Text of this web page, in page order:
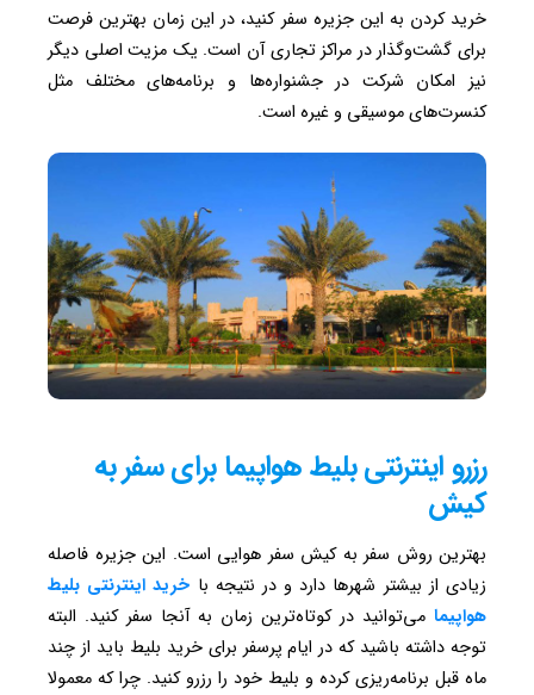
خرید کردن به این جزیره سفر کنید، در این زمان بهترین فرصت
برای گشت‌وگذار در مراکز تجاری آن است. یک مزیت اصلی دیگر
نیز امکان شرکت در جشنواره‌‌ها و برنامه‌های مختلف مثل
کنسرت‌های موسیقی و غیره است.
رزرو اینترنتی بلیط هواپیما برای سفر به
کیش
بهترین روش سفر به کیش سفر هوایی است. این جزیره فاصله
زیادی از بیشتر شهرها دارد و در نتیجه با خرید اینترنتی بلیط
هواپیما می‌توانید در کوتاه‌ترین زمان به آنجا سفر کنید. البته
توجه داشته باشید که در ایام پرسفر برای خرید بلیط باید از چند
ماه قبل برنامه‌ریزی کرده و بلیط خود را رزرو کنید. چرا که معمولا